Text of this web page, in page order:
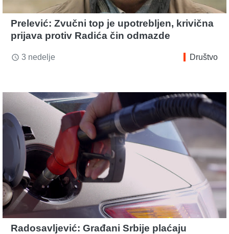
Prelević: Zvučni top je upotrebljen, krivična
prijava protiv Radića čin odmazde
access_time 3 nedelje Društvo
Radosavljević: Građani Srbije plaćaju